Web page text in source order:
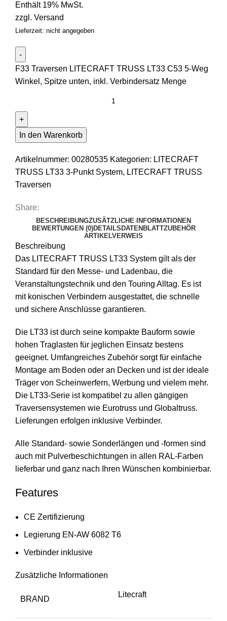
Enthält 19% MwSt.
zzgl. Versand
Lieferzeit: nicht angegeben
F33 Traversen LITECRAFT TRUSS LT33 C53 5-Weg
Winkel, Spitze unten, inkl. Verbindersatz Menge
In den Warenkorb
Artikelnummer: 00280535 Kategorien: LITECRAFT
TRUSS LT33 3-Punkt System, LITECRAFT TRUSS
Traversen
Share:
BESCHREIBUNGZUSÄTZLICHE INFORMATIONEN
BEWERTUNGEN (0)DETAILS DATENBLATTZUBEHÖR
ARTIKELVERWEIS
Beschreibung
Das LITECRAFT TRUSS LT33 System gilt als der
Standard für den Messe- und Ladenbau, die
Veranstaltungstechnik und den Touring Alltag. Es ist
mit konischen Verbindern ausgestattet, die schnelle
und sichere Anschlüsse garantieren.
Die LT33 ist durch seine kompakte Bauform sowie
hohen Traglasten für jeglichen Einsatz bestens
geeignet. Umfangreiches Zubehör sorgt für einfache
Montage am Boden oder an Decken und ist der ideale
Träger von Scheinwerfern, Werbung und vielem mehr.
Die LT33-Serie ist kompatibel zu allen gängigen
Traversensystemen wie Eurotruss und Globaltruss.
Lieferungen erfolgen inklusive Verbinder.
Alle Standard- sowie Sonderlängen und -formen sind
auch mit Pulverbeschichtungen in allen RAL-Farben
lieferbar und ganz nach Ihren Wünschen kombinierbar.
Features
CE Zertifizierung
Legierung EN-AW 6082 T6
Verbinder inklusive
Zusätzliche Informationen
BRAND
Litecraft